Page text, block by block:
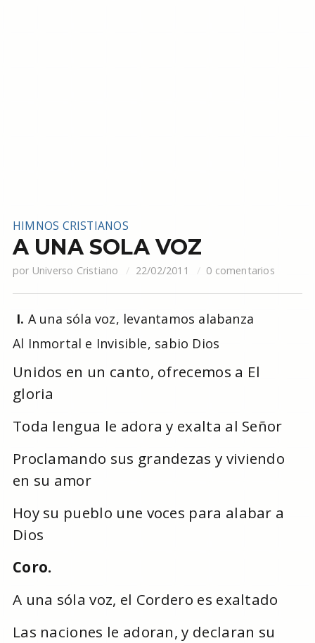
HIMNOS CRISTIANOS
A UNA SOLA VOZ
por Universo Cristiano 22/02/2011 0 comentarios
I. A una sóla voz, levantamos alabanza
Al Inmortal e Invisible, sabio Dios
Unidos en un canto, ofrecemos a El
gloria
Toda lengua le adora y exalta al Señor
Proclamando sus grandezas y viviendo
en su amor
Hoy su pueblo une voces para alabar a
Dios
Coro.
A una sóla voz, el Cordero es exaltado
Las naciones le adoran, y declaran su